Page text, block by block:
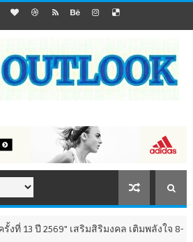
สริมสิริมงคล เติมพลังใจ 8-9 สิงหาคม นี้ ณ